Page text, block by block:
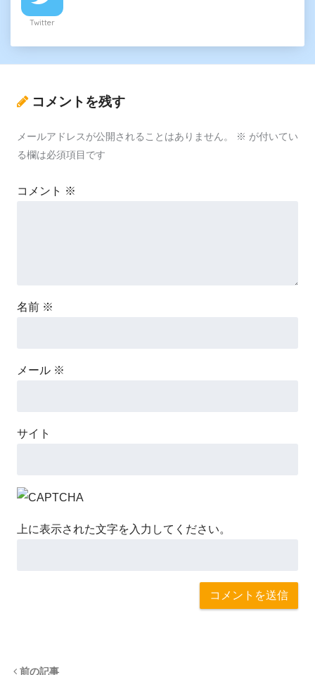
Twitter
コメントを残す
メールアドレスが公開されることはありません。 ※ が付いてい
る欄は必須項目です
コメント ※
名前 ※
メール ※
サイト
上に表示された文字を入力してください。
前の記事